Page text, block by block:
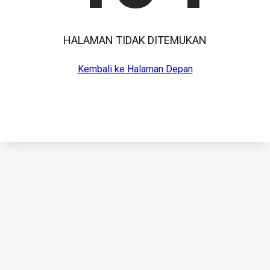
HALAMAN TIDAK DITEMUKAN
Kembali ke Halaman Depan